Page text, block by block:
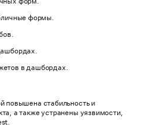
формы.
в дашбордах.
повышена стабильность и
а также устранены уязвимости,